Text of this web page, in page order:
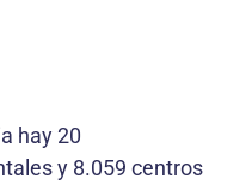
hay 20
y 8.059 centros